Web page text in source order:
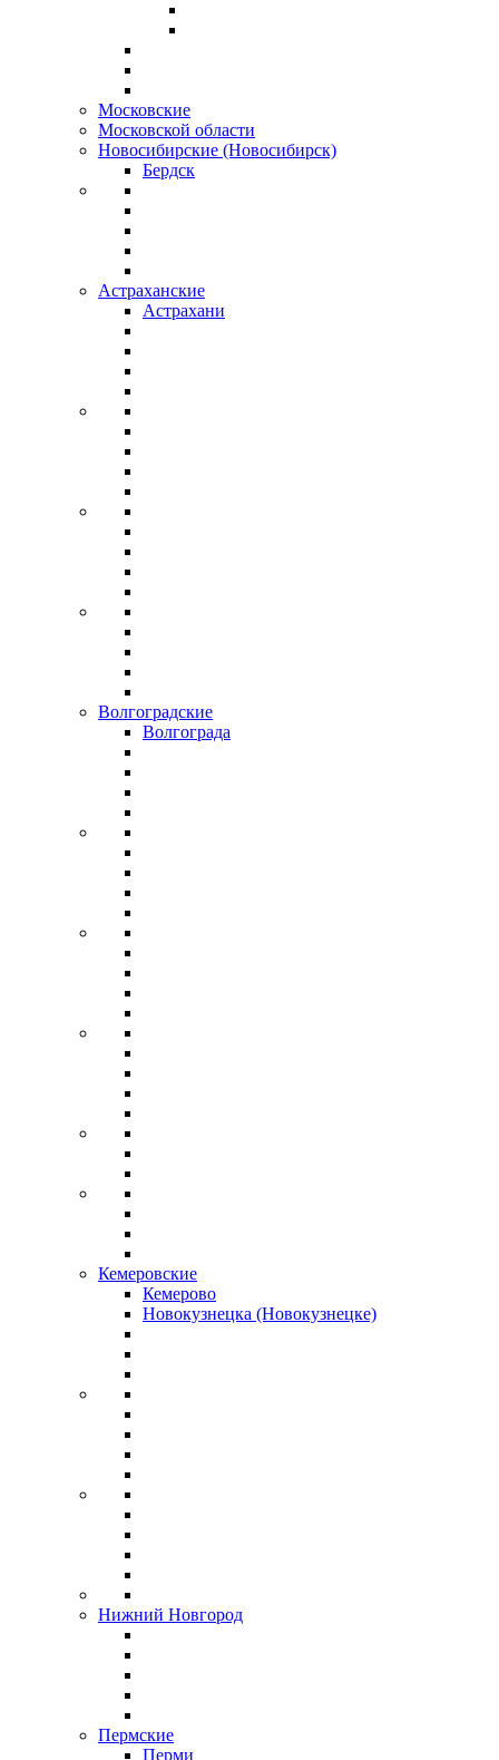
Московские
Московской области
Новосибирские (Новосибирск)
Бердск
Астраханские
Астрахани
Волгоградские
Волгограда
Кемеровские
Кемерово
Новокузнецка (Новокузнецке)
Нижний Новгород
Пермские
Перми